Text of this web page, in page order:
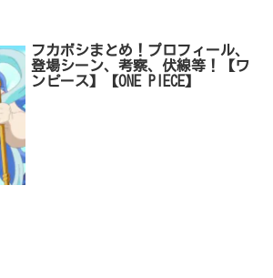
フカボシまとめ！プロフィール、
登場シーン、考察、伏線等！【ワ
ンピース】【ONE PIECE】